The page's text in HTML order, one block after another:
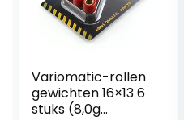
Variomatic-rollen
gewichten 16×13 6
stuks (8,0g